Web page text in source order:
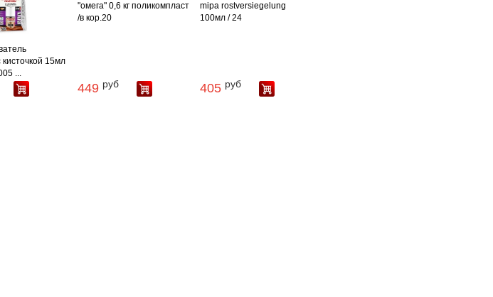
15мл
...
"омега" 0,6 кг поликомпласт
/в кор.20
449 руб
mipa rostversiegelung
100мл / 24
405 руб